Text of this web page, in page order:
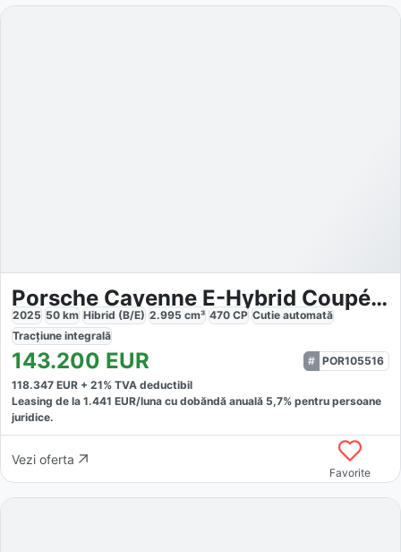
Porsche Cayenne E-Hybrid Coupé Black Edition
2025 50 km Hibrid (B/E) 2.995 cm³ 470 CP Cutie automată
Tracțiune integrală
143.200 EUR
POR105516
118.347 EUR + 21% TVA deductibil
Leasing de la 1.441 EUR/luna cu dobăndă anuală 5,7% pentru persoane
juridice.
Vezi oferta
Favorite